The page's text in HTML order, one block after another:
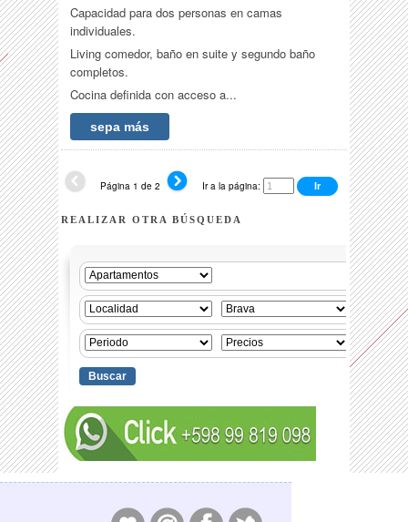
Capacidad para dos personas en camas
individuales.
Living comedor, baño en suite y segundo baño
completos.
Cocina definida con acceso a...
sepa más
Página 1 de 2 Ir a la página:
REALIZAR OTRA BÚSQUEDA